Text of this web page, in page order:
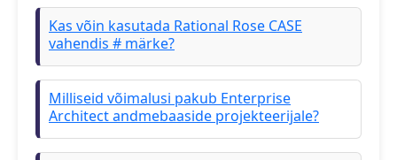
Kas võin kasutada Rational Rose CASE
vahendis # märke?
Milliseid võimalusi pakub Enterprise
Architect andmebaaside projekteerijale?